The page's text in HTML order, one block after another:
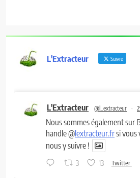
L'Extracteur Suivre
L'Extracteur @l_extracteur ·
Nous sommes également sur
handle @lextracteur.frsi vous
nous y suivre !
3 13 Twitter